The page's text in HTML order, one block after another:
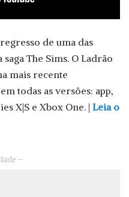
de uma das
The Sims. O Ladrão
mais recente
todas as versões: app,
X|S e Xbox One. | Leia o
–